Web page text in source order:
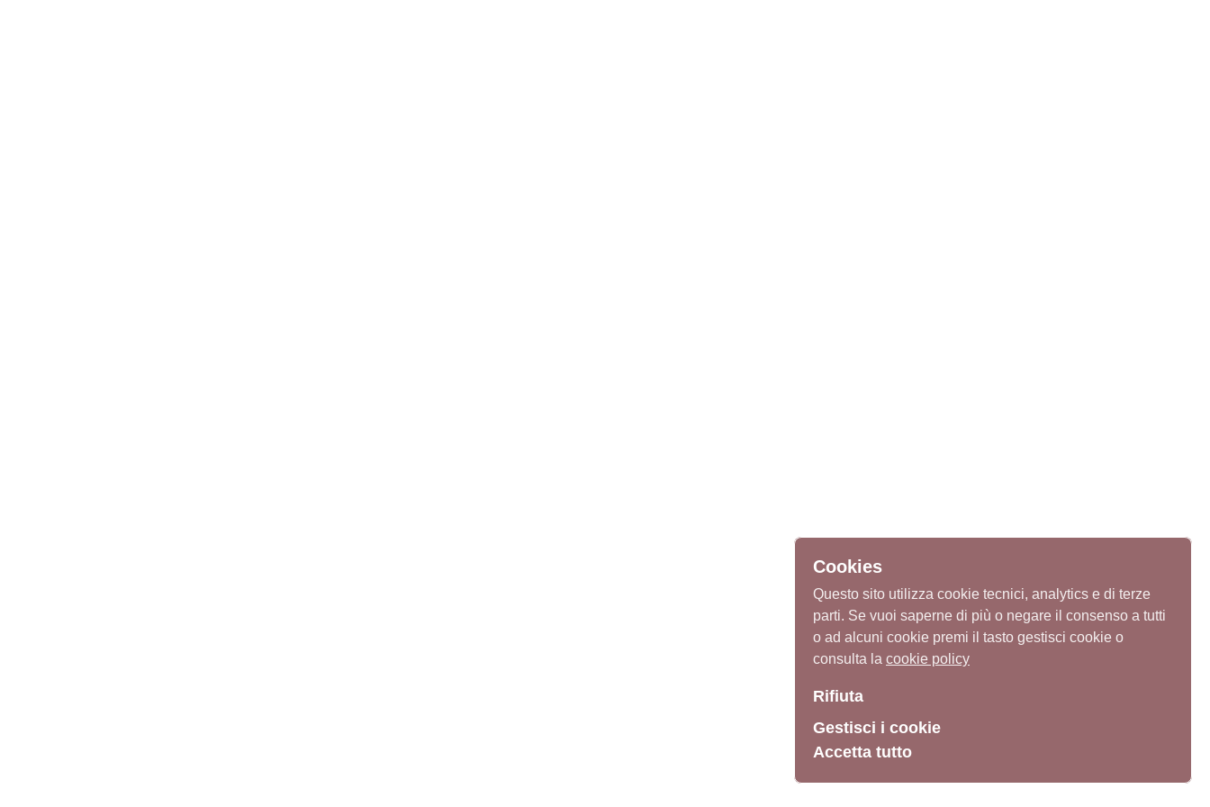
Cookies
Questo sito utilizza cookie tecnici, analytics e di terze
parti. Se vuoi saperne di più o negare il consenso a tutti
o ad alcuni cookie premi il tasto gestisci cookie o
consulta la cookie policy
Rifiuta
Gestisci i cookie
Accetta tutto